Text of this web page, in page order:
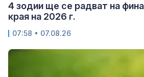
4 зодии ще се радват на
края на 2026 г.
07:58 • 07.08.26